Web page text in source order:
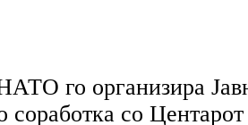
го организира
со Центарот